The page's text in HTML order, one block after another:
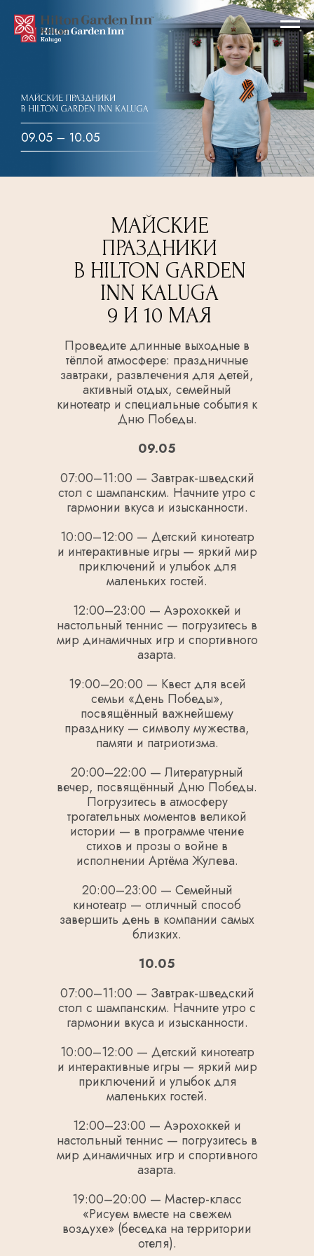
МАЙСКИЕ
ПРАЗДНИКИ
В HILTON GARDEN
INN KALUGA
9 И 10 МАЯ
Проведите длинные выходные в
тёплой атмосфере: праздничные
завтраки, развлечения для детей,
активный отдых, семейный
кинотеатр и специальные события к
Дню Победы.
09.05
07:00–11:00 — Завтрак-шведский
стол с шампанским. Начните утро с
гармонии вкуса и изысканности.
10:00–12:00 — Детский кинотеатр
и интерактивные игры — яркий мир
приключений и улыбок для
маленьких гостей.
12:00–23:00 — Аэрохоккей и
настольный теннис — погрузитесь в
мир динамичных игр и спортивного
азарта.
19:00–20:00 — Квест для всей
семьи «День Победы»,
посвящённый важнейшему
празднику — символу мужества,
памяти и патриотизма.
20:00–22:00 — Литературный
вечер, посвящённый Дню Победы.
Погрузитесь в атмосферу
трогательных моментов великой
истории — в программе чтение
стихов и прозы о войне в
исполнении Артёма Жулева.
20:00–23:00 — Семейный
кинотеатр — отличный способ
завершить день в компании самых
близких.
10.05
07:00–11:00 — Завтрак-шведский
стол с шампанским. Начните утро с
гармонии вкуса и изысканности.
10:00–12:00 — Детский кинотеатр
и интерактивные игры — яркий мир
приключений и улыбок для
маленьких гостей.
12:00–23:00 — Аэрохоккей и
настольный теннис — погрузитесь в
мир динамичных игр и спортивного
азарта.
19:00–20:00 — Мастер-класс
«Рисуем вместе на свежем
воздухе» (беседка на территории
отеля).